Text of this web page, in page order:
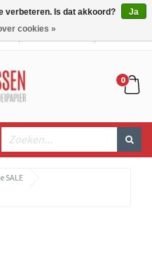
0
SALE
verbeteren. Is dat akkoord?
Ja
cookies »